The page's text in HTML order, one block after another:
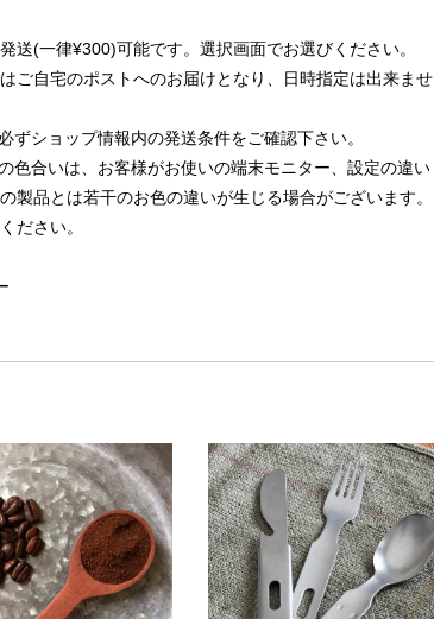
送(一律¥300)可能です。選択画面でお選びください。
ご自宅のポストへのお届けとなり、日時指定は出来ませ
ずショップ情報内の発送条件をご確認下さい。
色合いは、お客様がお使いの端末モニター、設定の違い
製品とは若干のお色の違いが生じる場合がございます。
ださい。